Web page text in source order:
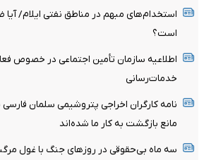
استخدام‌های مبهم در مناطق نفتی ایلام/ آیا
است؟
اطلاعیه سازمان تأمین اجتماعی در خصوص
خدمات‌رسانی
نامه کارگران اخراجی پتروشیمی سلمان فارسی
مانع بازگشت به کار ما شده‌اند
سه ماه بی‌حقوقی در روزهای جنگ با غول